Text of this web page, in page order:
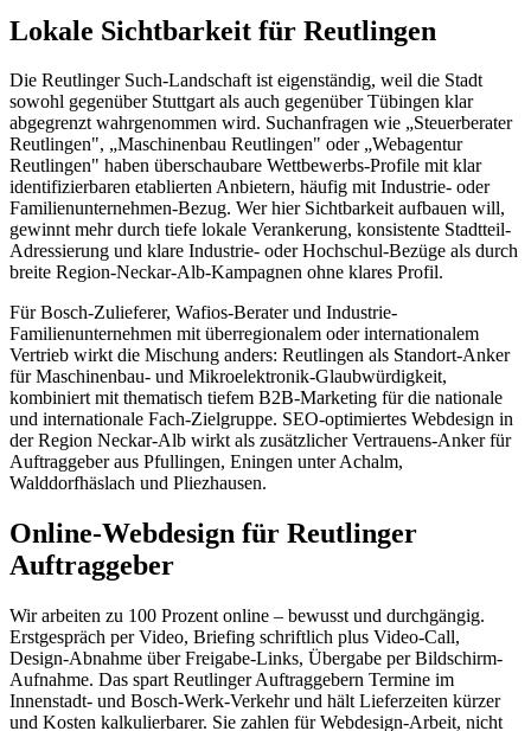
Lokale Sichtbarkeit für Reutlingen
Die Reutlinger Such-Landschaft ist eigenständig, weil die Stadt
sowohl gegenüber Stuttgart als auch gegenüber Tübingen klar
abgegrenzt wahrgenommen wird. Suchanfragen wie „Steuerberater
Reutlingen", „Maschinenbau Reutlingen" oder „Webagentur
Reutlingen" haben überschaubare Wettbewerbs-Profile mit klar
identifizierbaren etablierten Anbietern, häufig mit Industrie- oder
Familienunternehmen-Bezug. Wer hier Sichtbarkeit aufbauen will,
gewinnt mehr durch tiefe lokale Verankerung, konsistente Stadtteil-
Adressierung und klare Industrie- oder Hochschul-Bezüge als durch
breite Region-Neckar-Alb-Kampagnen ohne klares Profil.
Für Bosch-Zulieferer, Wafios-Berater und Industrie-
Familienunternehmen mit überregionalem oder internationalem
Vertrieb wirkt die Mischung anders: Reutlingen als Standort-Anker
für Maschinenbau- und Mikroelektronik-Glaubwürdigkeit,
kombiniert mit thematisch tiefem B2B-Marketing für die nationale
und internationale Fach-Zielgruppe. SEO-optimiertes Webdesign in
der Region Neckar-Alb wirkt als zusätzlicher Vertrauens-Anker für
Auftraggeber aus Pfullingen, Eningen unter Achalm,
Walddorfhäslach und Pliezhausen.
Online-Webdesign für Reutlinger
Auftraggeber
Wir arbeiten zu 100 Prozent online – bewusst und durchgängig.
Erstgespräch per Video, Briefing schriftlich plus Video-Call,
Design-Abnahme über Freigabe-Links, Übergabe per Bildschirm-
Aufnahme. Das spart Reutlinger Auftraggebern Termine im
Innenstadt- und Bosch-Werk-Verkehr und hält Lieferzeiten kürzer
und Kosten kalkulierbarer. Sie zahlen für Webdesign-Arbeit, nicht